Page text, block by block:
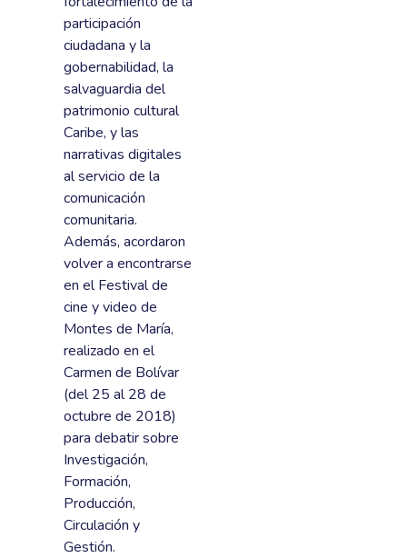
participación
ciudadana y la
gobernabilidad, la
salvaguardia del
patrimonio cultural
Caribe, y las
narrativas digitales
al servicio de la
comunicación
comunitaria.
Además, acordaron
volver a encontrarse
en el Festival de
cine y video de
Montes de María,
realizado en el
Carmen de Bolívar
(del 25 al 28 de
octubre de 2018)
para debatir sobre
Investigación,
Formación,
Producción,
Circulación y
Gestión.